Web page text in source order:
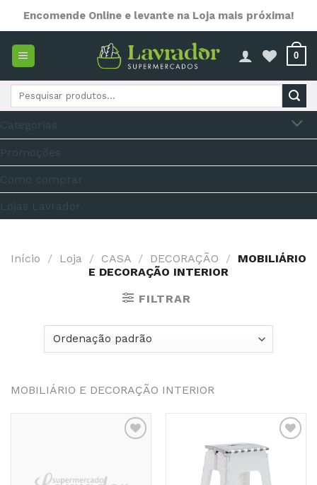
content
Encomende Online e levante na Loja mais próxima!
0
Pesquisar
Início / Loja / CASA / DECORAÇÃO / MOBILIÁRIO
E DECORAÇÃO INTERIOR
FILTRAR
MOBILIÁRIO E DECORAÇÃO INTERIOR
Favoritos
Favoritos